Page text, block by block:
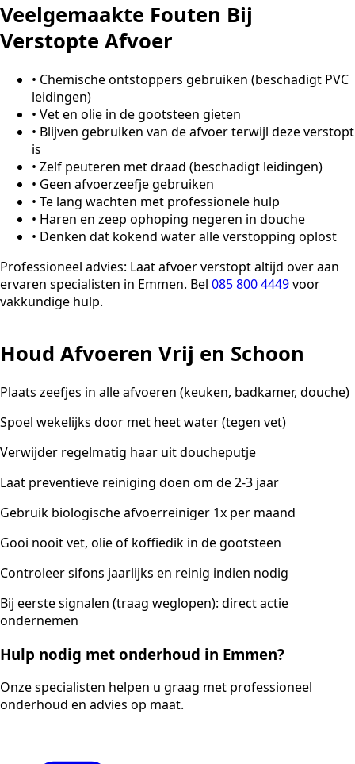
Veelgemaakte Fouten Bij
Verstopte Afvoer
• Chemische ontstoppers gebruiken (beschadigt PVC
leidingen)
• Vet en olie in de gootsteen gieten
• Blijven gebruiken van de afvoer terwijl deze verstopt
is
• Zelf peuteren met draad (beschadigt leidingen)
• Geen afvoerzeefje gebruiken
• Te lang wachten met professionele hulp
• Haren en zeep ophoping negeren in douche
• Denken dat kokend water alle verstopping oplost
Professioneel advies: Laat afvoer verstopt altijd over aan
ervaren specialisten in Emmen. Bel 085 800 4449voor
vakkundige hulp.
Houd Afvoeren Vrij en Schoon
Plaats zeefjes in alle afvoeren (keuken, badkamer, douche)
Spoel wekelijks door met heet water (tegen vet)
Verwijder regelmatig haar uit doucheputje
Laat preventieve reiniging doen om de 2-3 jaar
Gebruik biologische afvoerreiniger 1x per maand
Gooi nooit vet, olie of koffiedik in de gootsteen
Controleer sifons jaarlijks en reinig indien nodig
Bij eerste signalen (traag weglopen): direct actie
ondernemen
Hulp nodig met onderhoud in Emmen?
Onze specialisten helpen u graag met professioneel
onderhoud en advies op maat.